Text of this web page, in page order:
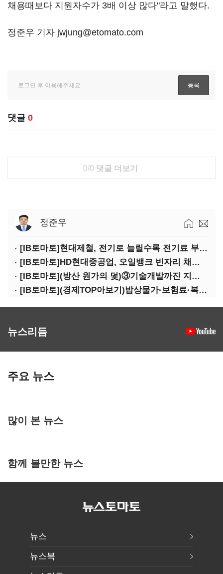
채용때보다 지원자수가 3배 이상 많다"라고 말했다.
정준우 기자 jwjung@etomato.com
댓글 0
0/0 댓글 더보기
정준우
[IB토마토]현대제철, 전기로 늘릴수록 전기료 부담…저탄소 전환의 역설
[IB토마토]HD현대중공업, 오일뱅크 빈자리 채웠다…그룹 배당 핵심축 부상
[IB토마토](방산 원가의 덫)③기술개발까진 지원…수출은 각자도생
[IB토마토](경제TOP아보기)밥상물가·보험료·복구비…장마가 내미는 청구서
뉴스리듬
주요 뉴스
많이 본 뉴스
함께 볼만한 뉴스
뉴스
뉴스북